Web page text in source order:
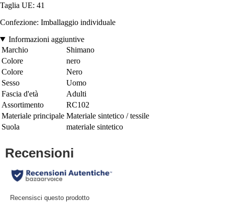
Taglia UE: 41
Confezione: Imballaggio individuale
Informazioni aggiuntive
Marchio
Shimano
Colore
nero
Colore
Nero
Sesso
Uomo
Fascia d'età
Adulti
Assortimento
RC102
Materiale principale Materiale sintetico / tessile
Suola
materiale sintetico